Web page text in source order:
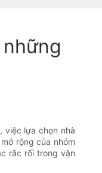
việc lựa chọn nhà
rộng của nhóm
rắc rối trong vận